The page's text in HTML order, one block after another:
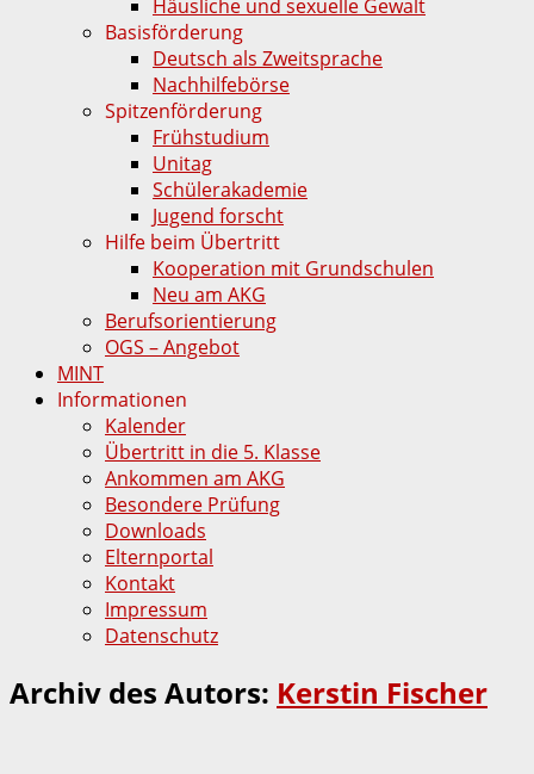
Häusliche und sexuelle Gewalt
Basisförderung
Deutsch als Zweitsprache
Nachhilfebörse
Spitzenförderung
Frühstudium
Unitag
Schülerakademie
Jugend forscht
Hilfe beim Übertritt
Kooperation mit Grundschulen
Neu am AKG
Berufsorientierung
OGS – Angebot
MINT
Informationen
Kalender
Übertritt in die 5. Klasse
Ankommen am AKG
Besondere Prüfung
Downloads
Elternportal
Kontakt
Impressum
Datenschutz
Archiv des Autors: Kerstin Fischer